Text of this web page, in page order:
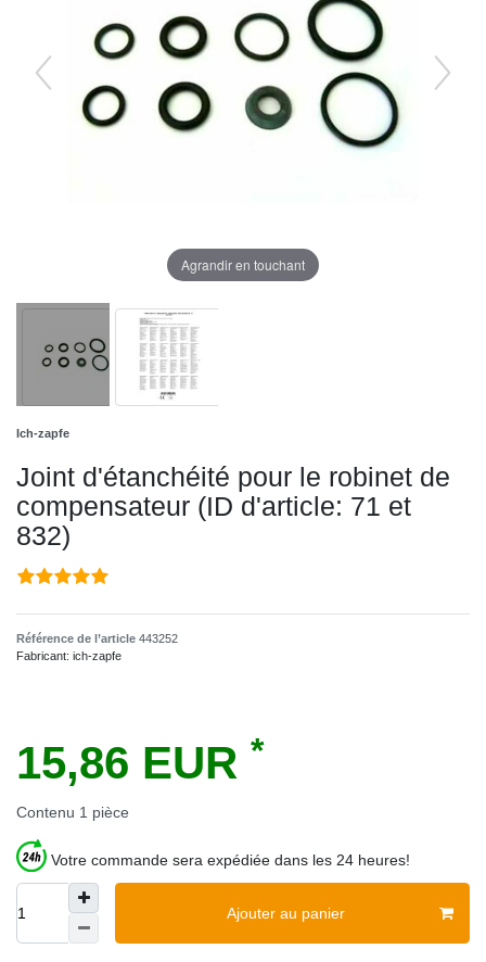
Agrandir en touchant
Ich-zapfe
Joint d'étanchéité pour le robinet de
compensateur (ID d'article: 71 et
832)
Référence de l’article 443252
Fabricant: ich-zapfe
15,86 EUR *
Contenu 1 pièce
Votre commande sera expédiée dans les 24 heures!
Ajouter au panier